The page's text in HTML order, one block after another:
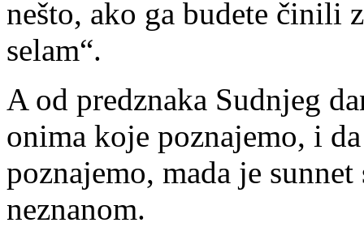
nešto, ako ga budete činili
selam“.
A od predznaka Sudnjeg
onima koje poznajemo, i
poznajemo, mada je
neznanom.